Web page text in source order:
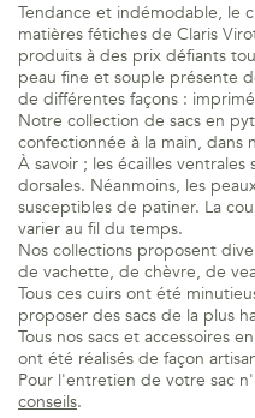
Tendance et indémodable, le
matières fétiches de Claris
produits à des prix défiants
peau fine et souple présente
de différentes façons :
Notre collection de sacs en
confectionnée à la main, dans
À savoir ; les écailles
dorsales. Néanmoins, les
susceptibles de patiner. La
varier au fil du temps.
Nos collections proposent
de vachette, de chèvre, de
Tous ces cuirs ont été
proposer des sacs de la plus
Tous nos sacs et accessoires
ont été réalisés de façon
Pour l'entretien de votre sac
conseils.